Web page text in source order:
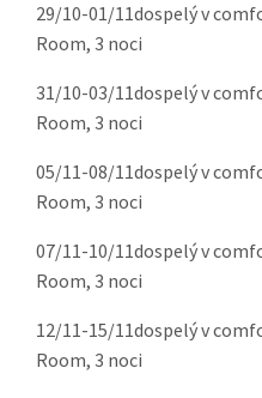
29/10-01/11dospelý v
Room, 3 noci
31/10-03/11dospelý v
Room, 3 noci
05/11-08/11dospelý v
Room, 3 noci
07/11-10/11dospelý v
Room, 3 noci
12/11-15/11dospelý v
Room, 3 noci